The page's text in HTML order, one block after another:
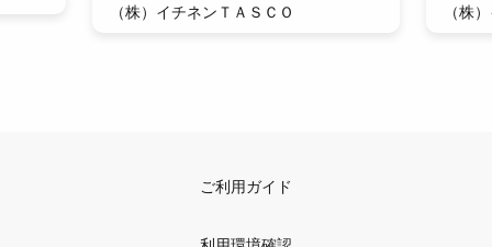
（株）イチネンＴＡＳＣＯ
（株
ご利用ガイド